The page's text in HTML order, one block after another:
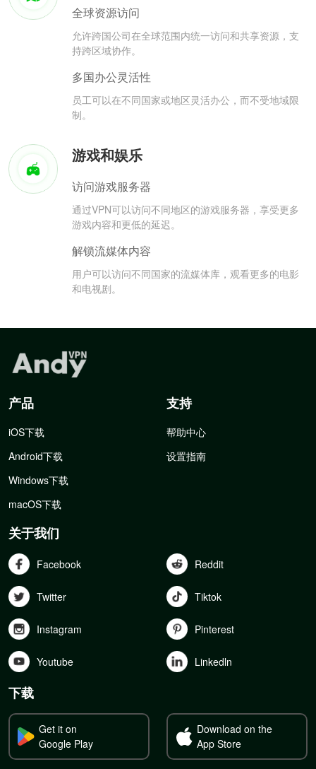
全球资源访问
允许跨国公司在全球范围内统一访问和共享资源，支
持跨区域协作。
多国办公灵活性
员工可以在不同国家或地区灵活办公，而不受地域限
制。
游戏和娱乐
访问游戏服务器
通过VPN可以访问不同地区的游戏服务器，享受更多
游戏内容和更低的延迟。
解锁流媒体内容
用户可以访问不同国家的流媒体库，观看更多的电影
和电视剧。
产品
iOS下载
Android下载
Windows下载
macOS下载
支持
帮助中心
设置指南
关于我们
Facebook Reddit
Twitter Tiktok
Instagram Pinterest
Youtube Linkedln
下载
Get it on
Google Play
Download on the
App Store